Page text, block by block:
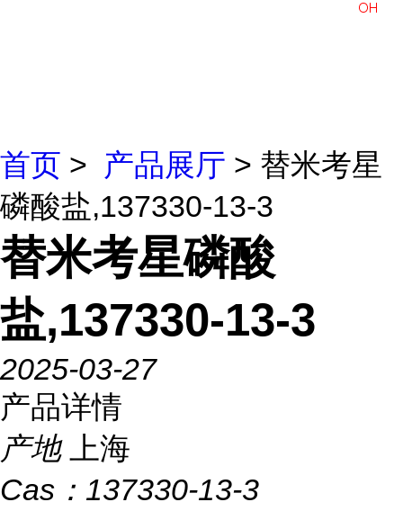
首页 > 产品展厅 > 替米考星
磷酸盐,137330-13-3
替米考星磷酸
盐,137330-13-3
2025-03-27
产品详情
产地
上海
Cas： 137330-13-3